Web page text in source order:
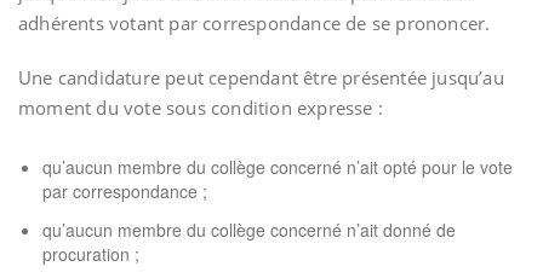
adhérents votant par correspondance de se prononcer.
Une candidature peut cependant être présentée jusqu’au
moment du vote sous condition expresse :
qu’aucun membre du collège concerné n’ait opté pour le vote
par correspondance ;
qu’aucun membre du collège concerné n’ait donné de
procuration ;